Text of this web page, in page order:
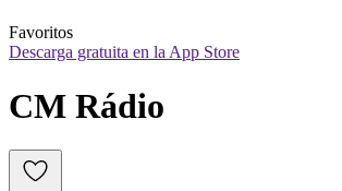
Favoritos
Descarga gratuita en la App Store
CM Rádio